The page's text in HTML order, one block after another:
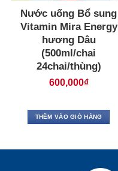
Nước uống Bổ sung
Vitamin Mira Energy
hương Dâu
(500ml/chai
24chai/thùng)
600,000₫
THÊM VÀO GIỎ HÀNG